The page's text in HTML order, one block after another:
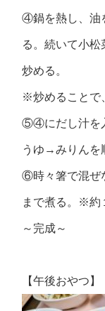
④鍋を熱し、油
る。続いて小
炒める。
※炒めることで
⑤④にだし汁を
うゆ→みりんを
⑥時々箸で混ぜ
まで煮る。※約
～完成～
【午後おやつ】